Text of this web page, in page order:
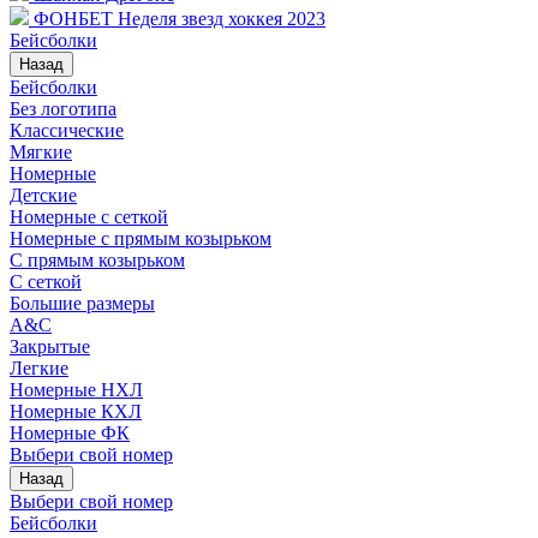
ФОНБЕТ Неделя звезд хоккея 2023
Бейсболки
Назад
Бейсболки
Без логотипа
Классические
Мягкие
Номерные
Детские
Номерные с сеткой
Номерные с прямым козырьком
С прямым козырьком
С сеткой
Большие размеры
A&C
Закрытые
Легкие
Номерные НХЛ
Номерные КХЛ
Номерные ФК
Выбери свой номер
Назад
Выбери свой номер
Бейсболки